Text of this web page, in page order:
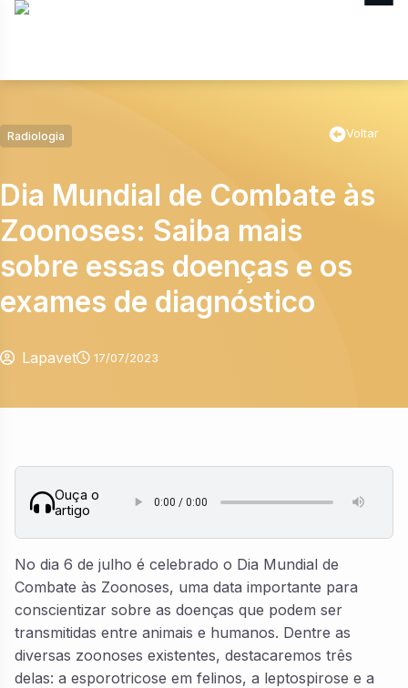
Radiologia Voltar
Dia Mundial de Combate às
Zoonoses: Saiba mais
sobre essas doenças e os
exames de diagnóstico
Lapavet 17/07/2023
Ouça o
artigo
No dia 6 de julho é celebrado o Dia Mundial de
Combate às Zoonoses, uma data importante para
conscientizar sobre as doenças que podem ser
transmitidas entre animais e humanos. Dentre as
diversas zoonoses existentes, destacaremos três
delas: a esporotricose em felinos, a leptospirose e a